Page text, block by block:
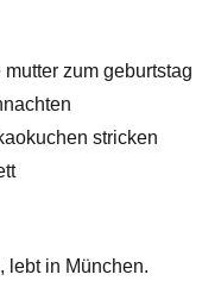
zum geburtstag
stricken
lebt in München.